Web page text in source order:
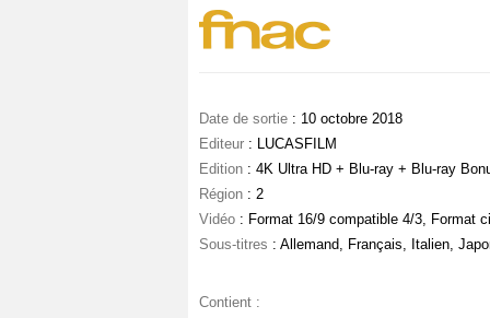
Date de sortie : 10 octobre 2018
Editeur : LUCASFILM
Edition : 4K Ultra HD + Blu-ray + Blu-ray
Région : 2
Vidéo : Format 16/9 compatible 4/3, Format
Sous-titres : Allemand, Français, Italien,
Contient :